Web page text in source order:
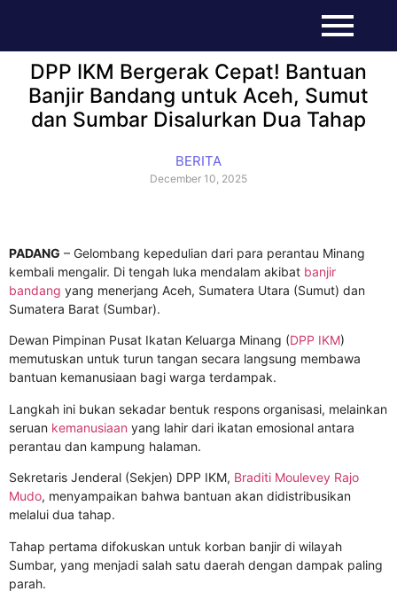
DPP IKM Bergerak Cepat! Bantuan
Banjir Bandang untuk Aceh, Sumut
dan Sumbar Disalurkan Dua Tahap
BERITA
December 10, 2025
PADANG – Gelombang kepedulian dari para perantau Minang
kembali mengalir. Di tengah luka mendalam akibat banjir
bandang yang menerjang Aceh, Sumatera Utara (Sumut) dan
Sumatera Barat (Sumbar).
Dewan Pimpinan Pusat Ikatan Keluarga Minang (DPP IKM)
memutuskan untuk turun tangan secara langsung membawa
bantuan kemanusiaan bagi warga terdampak.
Langkah ini bukan sekadar bentuk respons organisasi, melainkan
seruan kemanusiaan yang lahir dari ikatan emosional antara
perantau dan kampung halaman.
Sekretaris Jenderal (Sekjen) DPP IKM, Braditi Moulevey Rajo
Mudo, menyampaikan bahwa bantuan akan didistribusikan
melalui dua tahap.
Tahap pertama difokuskan untuk korban banjir di wilayah
Sumbar, yang menjadi salah satu daerah dengan dampak paling
parah.